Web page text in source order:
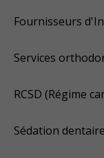
Fournisseurs
Services
RCSD (Régime
Sédation dentaire